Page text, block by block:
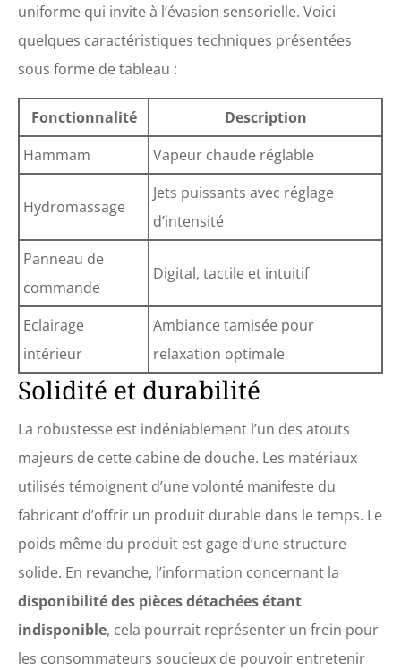
uniforme qui invite à l’évasion sensorielle. Voici
quelques caractéristiques techniques présentées
sous forme de tableau :
Fonctionnalité
Description
Hammam
Vapeur chaude réglable
Hydromassage
Jets puissants avec réglage
d’intensité
Panneau de
commande
Digital, tactile et intuitif
Eclairage
intérieur
Ambiance tamisée pour
relaxation optimale
Solidité et durabilité
La robustesse est indéniablement l’un des atouts
majeurs de cette cabine de douche. Les matériaux
utilisés témoignent d’une volonté manifeste du
fabricant d’offrir un produit durable dans le temps. Le
poids même du produit est gage d’une structure
solide. En revanche, l’information concernant la
disponibilité des pièces détachées étant
indisponible, cela pourrait représenter un frein pour
les consommateurs soucieux de pouvoir entretenir